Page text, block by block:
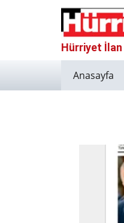
Hürriyet
Anasayfa